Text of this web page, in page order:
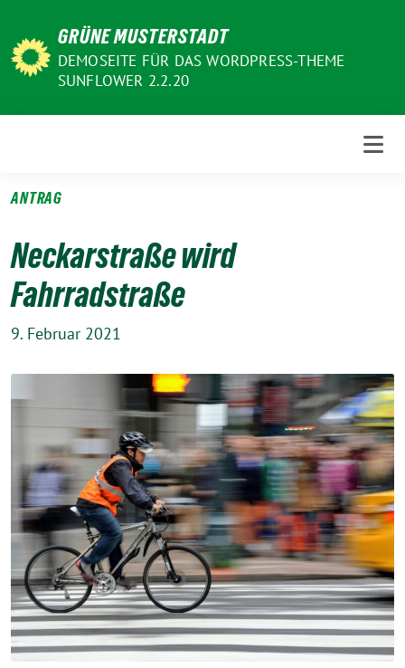
zum
Inhalt
GRÜNE MUSTERSTADT
DEMOSEITE FÜR DAS WORDPRESS-THEME
SUNFLOWER 2.2.20
ANTRAG
Neckarstraße wird
Fahrradstraße
9. Februar 2021